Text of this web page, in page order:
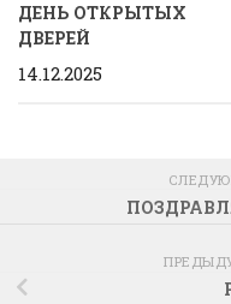
ДЕНЬ ОТКРЫТЫХ
ДВЕРЕЙ
14.12.2025